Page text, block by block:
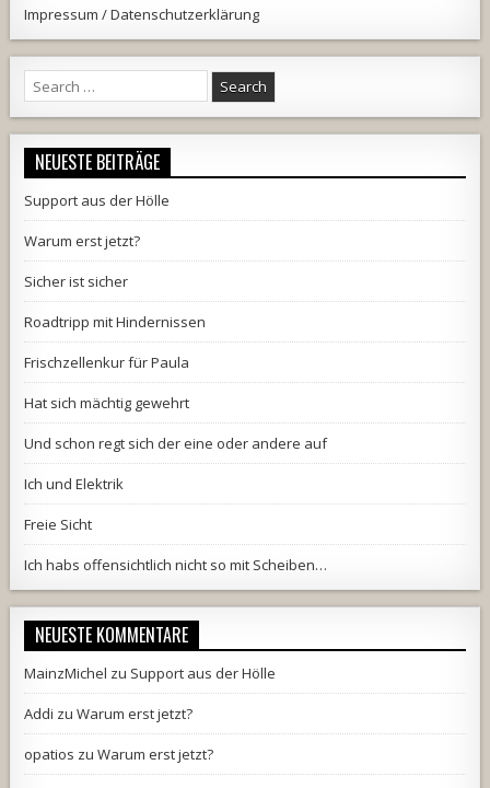
Impressum / Datenschutzerklärung
Search
for:
NEUESTE BEITRÄGE
Support aus der Hölle
Warum erst jetzt?
Sicher ist sicher
Roadtripp mit Hindernissen
Frischzellenkur für Paula
Hat sich mächtig gewehrt
Und schon regt sich der eine oder andere auf
Ich und Elektrik
Freie Sicht
Ich habs offensichtlich nicht so mit Scheiben…
NEUESTE KOMMENTARE
MainzMichel zu Support aus der Hölle
Addi zuWarum erst jetzt?
opatios zuWarum erst jetzt?